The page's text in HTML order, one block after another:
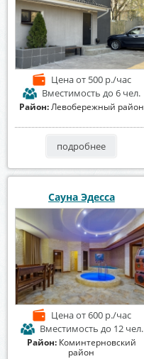
Ценаот 500 р./час
Вместимость до 6 чел.
Район:Левобережный район
подробнее
Сауна Эдесса
Ценаот 600 р./час
Вместимость до 12 чел.
Район: Коминтерновский
район